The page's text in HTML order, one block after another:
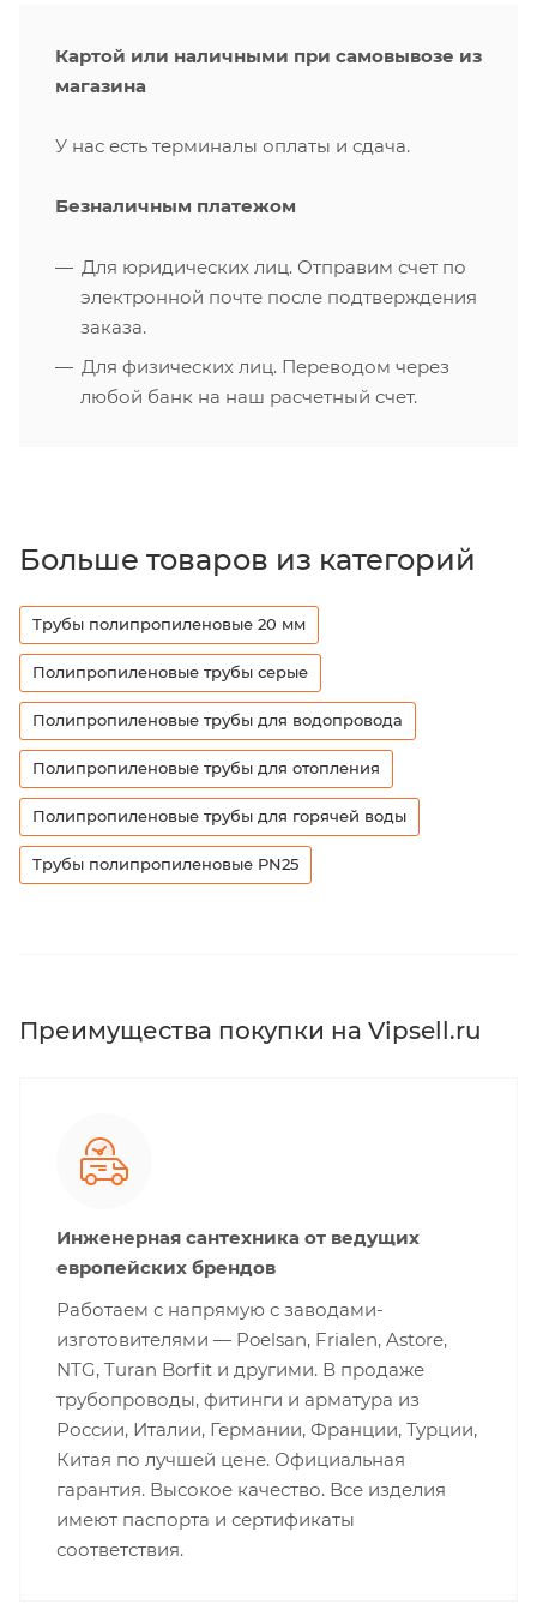
Картой или наличными при самовывозе из
магазина
У нас есть терминалы оплаты и сдача.
Безналичным платежом
Для юридических лиц. Отправим счет по
электронной почте после подтверждения
заказа.
Для физических лиц. Переводом через
любой банк на наш расчетный счет.
Больше товаров из категорий
Трубы полипропиленовые 20 мм
Полипропиленовые трубы серые
Полипропиленовые трубы для водопровода
Полипропиленовые трубы для отопления
Полипропиленовые трубы для горячей воды
Трубы полипропиленовые PN25
Преимущества покупки на Vipsell.ru
Инженерная сантехника от ведущих
европейских брендов
Работаем с напрямую с заводами-
изготовителями — Poelsan, Frialen, Astore,
NTG, Turan Borfit и другими. В продаже
трубопроводы, фитинги и арматура из
России, Италии, Германии, Франции, Турции,
Китая по лучшей цене. Официальная
гарантия. Высокое качество. Все изделия
имеют паспорта и сертификаты
соответствия.